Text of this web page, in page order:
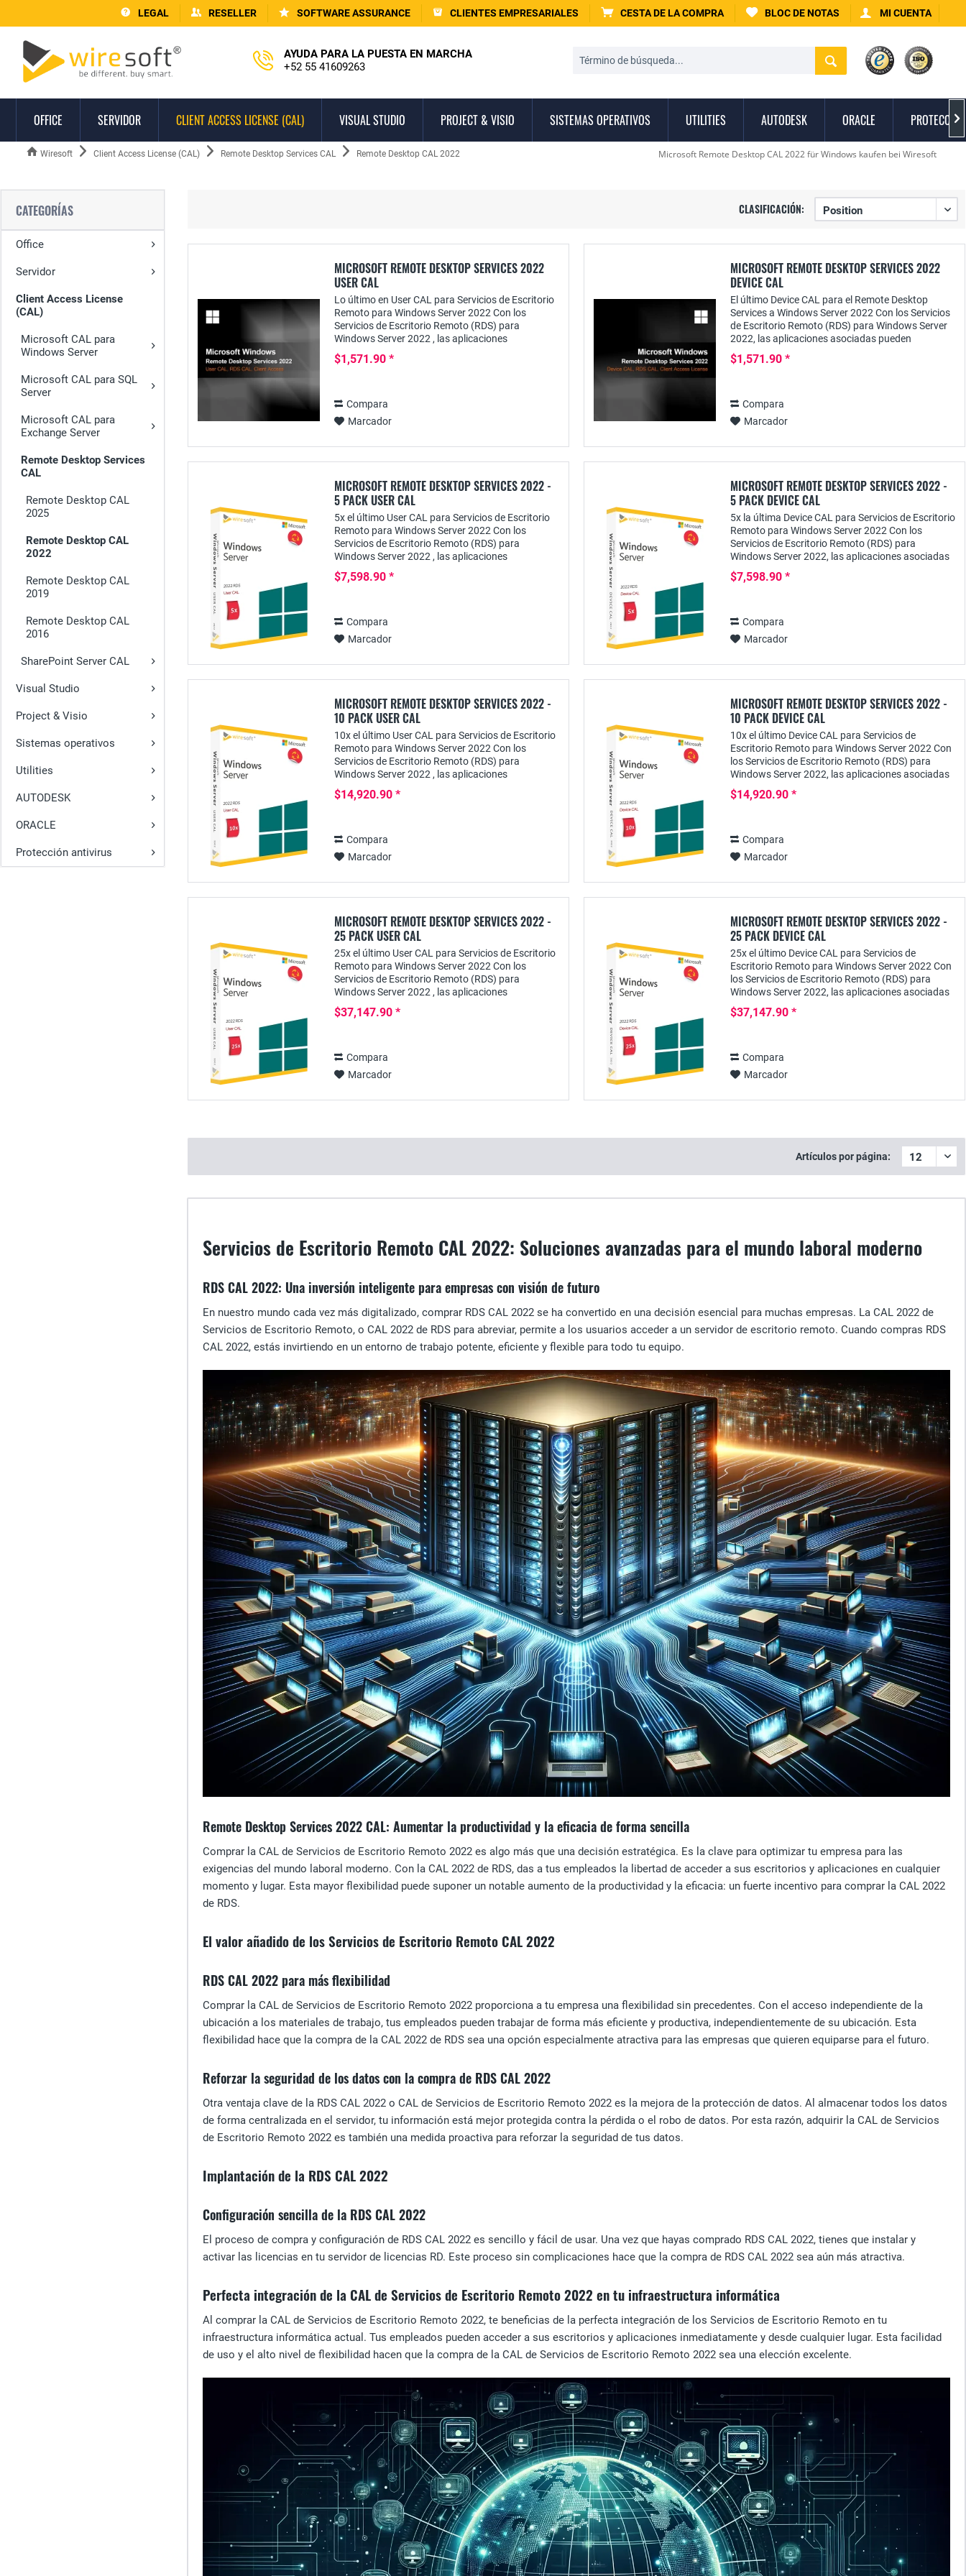
LEGAL RESELLER SOFTWARE ASSURANCE CLIENTES EMPRESARIALES CESTA DE LA COMPRA BLOC DE NOTAS MI CUENTA
AYUDA PARA LA PUESTA EN MARCHA
+52 55 41609263
OFFICE SERVIDOR CLIENT ACCESS LICENSE (CAL) VISUAL STUDIO PROJECT & VISIO SISTEMAS OPERATIVOS UTILITIES AUTODESK ORACLE 
Wiresoft Client Access License (CAL) Remote Desktop Services CAL Remote Desktop CAL 2022 Microsoft Remote Desktop CAL 2022 für Windows kaufen bei Wiresoft
CATEGORÍAS
Office
Servidor
Client Access License
(CAL)
Microsoft CAL para
Windows Server
Microsoft CAL para SQL
Server
Microsoft CAL para
Exchange Server
Remote Desktop Services
CAL
Remote Desktop CAL
2025
Remote Desktop CAL
2022
Remote Desktop CAL
2019
Remote Desktop CAL
2016
SharePoint Server CAL
Visual Studio
Project & Visio
Sistemas operativos
Utilities
AUTODESK
ORACLE
Protección antivirus
CLASIFICACIÓN:
MICROSOFT REMOTE DESKTOP SERVICES 2022
USER CAL
Lo último en User CAL para Servicios de Escritorio
Remoto para Windows Server 2022 Con los
Servicios de Escritorio Remoto (RDS) para
Windows Server 2022 , las aplicaciones
disponibles con ellos pueden proporcionarse de
forma centralizada...
$1,571.90 *
Compara
Marcador
MICROSOFT REMOTE DESKTOP SERVICES 2022
DEVICE CAL
El último Device CAL para el Remote Desktop
Services a Windows Server 2022 Con los Servicios
de Escritorio Remoto (RDS) para Windows Server
2022, las aplicaciones asociadas pueden
proporcionarse de forma centralizada a los
usuarios. Para...
$1,571.90 *
Compara
Marcador
MICROSOFT REMOTE DESKTOP SERVICES 2022 -
5 PACK USER CAL
5x el último User CAL para Servicios de Escritorio
Remoto para Windows Server 2022 Con los
Servicios de Escritorio Remoto (RDS) para
Windows Server 2022 , las aplicaciones
disponibles con ellos pueden proporcionarse de
forma centralizada...
$7,598.90 *
Compara
Marcador
MICROSOFT REMOTE DESKTOP SERVICES 2022 -
5 PACK DEVICE CAL
5x la última Device CAL para Servicios de Escritorio
Remoto para Windows Server 2022 Con los
Servicios de Escritorio Remoto (RDS) para
Windows Server 2022, las aplicaciones asociadas
pueden proporcionarse de forma centralizada a
los...
$7,598.90 *
Compara
Marcador
MICROSOFT REMOTE DESKTOP SERVICES 2022 -
10 PACK USER CAL
10x el último User CAL para Servicios de Escritorio
Remoto para Windows Server 2022 Con los
Servicios de Escritorio Remoto (RDS) para
Windows Server 2022 , las aplicaciones
disponibles con ellos pueden proporcionarse de
forma...
$14,920.90 *
Compara
Marcador
MICROSOFT REMOTE DESKTOP SERVICES 2022 -
10 PACK DEVICE CAL
10x el último Device CAL para Servicios de
Escritorio Remoto para Windows Server 2022 Con
los Servicios de Escritorio Remoto (RDS) para
Windows Server 2022, las aplicaciones asociadas
pueden proporcionarse de forma centralizada a
los...
$14,920.90 *
Compara
Marcador
MICROSOFT REMOTE DESKTOP SERVICES 2022 -
25 PACK USER CAL
25x el último User CAL para Servicios de Escritorio
Remoto para Windows Server 2022 Con los
Servicios de Escritorio Remoto (RDS) para
Windows Server 2022 , las aplicaciones
disponibles con ellos pueden proporcionarse de
forma...
$37,147.90 *
Compara
Marcador
MICROSOFT REMOTE DESKTOP SERVICES 2022 -
25 PACK DEVICE CAL
25x el último Device CAL para Servicios de
Escritorio Remoto para Windows Server 2022 Con
los Servicios de Escritorio Remoto (RDS) para
Windows Server 2022, las aplicaciones asociadas
pueden proporcionarse de forma centralizada a
los...
$37,147.90 *
Compara
Marcador
Artículos por página:
Servicios de Escritorio Remoto CAL 2022: Soluciones avanzadas para el mundo laboral moderno
RDS CAL 2022: Una inversión inteligente para empresas con visión de futuro
En nuestro mundo cada vez más digitalizado, comprar RDS CAL 2022 se ha convertido en una decisión esencial para muchas empresas. La CAL 2022 de
Servicios de Escritorio Remoto, o CAL 2022 de RDS para abreviar, permite a los usuarios acceder a un servidor de escritorio remoto. Cuando compras RDS
CAL 2022, estás invirtiendo en un entorno de trabajo potente, eficiente y flexible para todo tu equipo.
Remote Desktop Services 2022 CAL: Aumentar la productividad y la eficacia de forma sencilla
Comprar la CAL de Servicios de Escritorio Remoto 2022 es algo más que una decisión estratégica. Es la clave para optimizar tu empresa para las
exigencias del mundo laboral moderno. Con la CAL 2022 de RDS, das a tus empleados la libertad de acceder a sus escritorios y aplicaciones en cualquier
momento y lugar. Esta mayor flexibilidad puede suponer un notable aumento de la productividad y la eficacia: un fuerte incentivo para comprar la CAL 2022
de RDS.
El valor añadido de los Servicios de Escritorio Remoto CAL 2022
RDS CAL 2022 para más flexibilidad
Comprar la CAL de Servicios de Escritorio Remoto 2022 proporciona a tu empresa una flexibilidad sin precedentes. Con el acceso independiente de la
ubicación a los materiales de trabajo, tus empleados pueden trabajar de forma más eficiente y productiva, independientemente de su ubicación. Esta
flexibilidad hace que la compra de la CAL 2022 de RDS sea una opción especialmente atractiva para las empresas que quieren equiparse para el futuro.
Reforzar la seguridad de los datos con la compra de RDS CAL 2022
Otra ventaja clave de la RDS CAL 2022 o CAL de Servicios de Escritorio Remoto 2022 es la mejora de la protección de datos. Al almacenar todos los datos
de forma centralizada en el servidor, tu información está mejor protegida contra la pérdida o el robo de datos. Por esta razón, adquirir la CAL de Servicios
de Escritorio Remoto 2022 es también una medida proactiva para reforzar la seguridad de tus datos.
Implantación de la RDS CAL 2022
Configuración sencilla de la RDS CAL 2022
El proceso de compra y configuración de RDS CAL 2022 es sencillo y fácil de usar. Una vez que hayas comprado RDS CAL 2022, tienes que instalar y
activar las licencias en tu servidor de licencias RD. Este proceso sin complicaciones hace que la compra de RDS CAL 2022 sea aún más atractiva.
Perfecta integración de la CAL de Servicios de Escritorio Remoto 2022 en tu infraestructura informática
Al comprar la CAL de Servicios de Escritorio Remoto 2022, te beneficias de la perfecta integración de los Servicios de Escritorio Remoto en tu
infraestructura informática actual. Tus empleados pueden acceder a sus escritorios y aplicaciones inmediatamente y desde cualquier lugar. Esta facilidad
de uso y el alto nivel de flexibilidad hacen que la compra de la CAL de Servicios de Escritorio Remoto 2022 sea una elección excelente.